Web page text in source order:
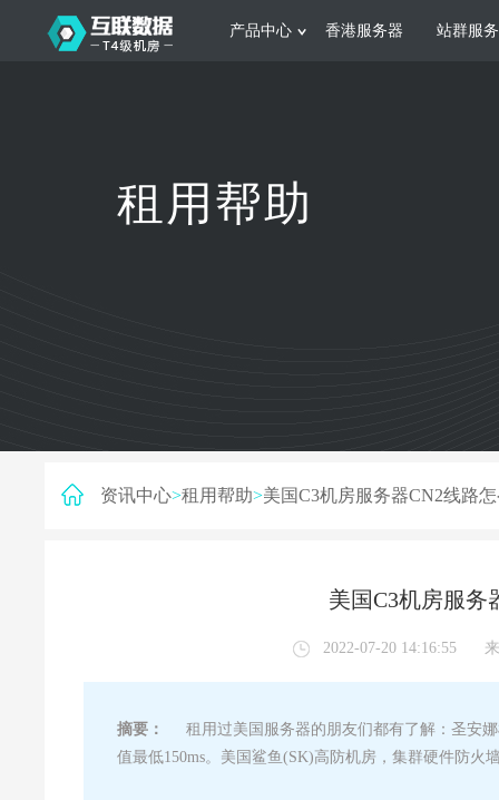
产品中心
日本服务器 新加坡服务器
香港服务器 站群服
根据不同规模的网站提供可定制化的架
构和 一站式协助租用帮助
资讯中心>租用帮助>美国C3机房服务器CN2线路
美国C3机房服务
2022-07-20 14:16:55
摘要：
租用过美国服务器的朋友们都有了解：圣安娜
值最低150ms。美国鲨鱼(SK)高防机房，集群硬件防火